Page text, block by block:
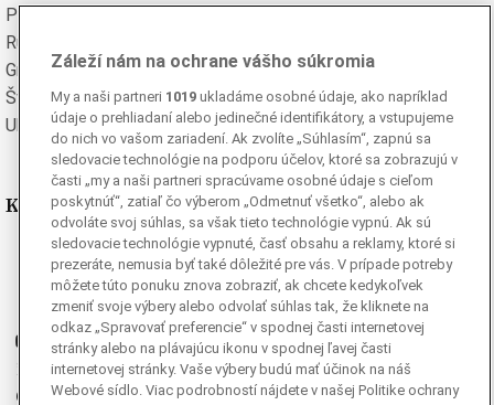
Poľská
Rumunská
Grécka
Španielska
Švédska
Turecká
Ukrajinská
Vietnamská
Kde nás nájdete
Facebook
Instagram
Ganjing
Youtube
Twitter
Telegram
Záleží nám na ochrane vášho súkromia
My a naši partneri 1019 ukladáme osobné údaje, ako napríklad
údaje o prehliadaní alebo jedinečné identifikátory, a vstupujeme
do nich vo vašom zariadení. Ak zvolíte „Súhlasím“, zapnú sa
sledovacie technológie na podporu účelov, ktoré sa zobrazujú v
časti „my a naši partneri spracúvame osobné údaje s cieľom
poskytnúť“, zatiaľ čo výberom „Odmetnuť všetko“, alebo ak
odvoláte svoj súhlas, sa však tieto technológie vypnú. Ak sú
sledovacie technológie vypnuté, časť obsahu a reklamy, ktoré si
prezeráte, nemusia byť také dôležité pre vás. V prípade potreby
môžete túto ponuku znova zobraziť, ak chcete kedykoľvek
zmeniť svoje výbery alebo odvolať súhlas tak, že kliknete na
odkaz „Spravovať preferencie“ v spodnej časti internetovej
stránky alebo na plávajúcu ikonu v spodnej ľavej časti
internetovej stránky. Vaše výbery budú mať účinok na náš
Webové sídlo. Viac podrobností nájdete v našej Politike ochrany